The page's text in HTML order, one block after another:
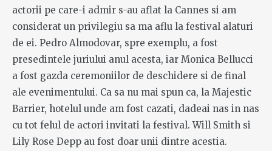
actorii pe care-i admir s-au aflat la Cannes si am
considerat un privilegiu sa ma aflu la festival alaturi
de ei. Pedro Almodovar, spre exemplu, a fost
presedintele juriului anul acesta, iar Monica Bellucci
a fost gazda ceremoniilor de deschidere si de final
ale evenimentului. Ca sa nu mai spun ca, la Majestic
Barrier, hotelul unde am fost cazati, dadeai nas in nas
cu tot felul de actori invitati la festival. Will Smith si
Lily Rose Depp au fost doar unii dintre acestia.